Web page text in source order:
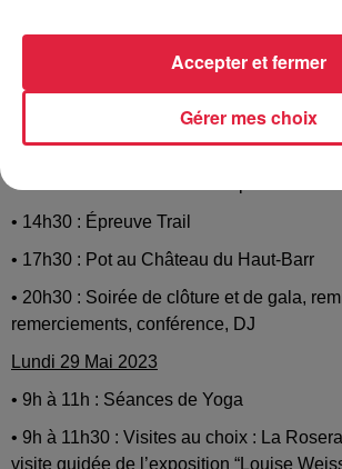
• 20h : Dîner, présentation des
Dimanche 28 Mai 2023
• 9h à 11h30 : Épreuve Canoë ou Paddle
• 11h30 à 14h30 : Activité surprise suivie
• 14h30 : Épreuve Trail
• 17h30 : Pot au Château du Haut-Barr
• 20h30 : Soirée de clôture et de gala,
remerciements, conférence, DJ
Lundi 29 Mai 2023
• 9h à 11h : Séances de Yoga
• 9h à 11h30 : Visites au choix : La
visite guidée de l’exposition “Louise
Gérer mes choix
Accepter et fermer